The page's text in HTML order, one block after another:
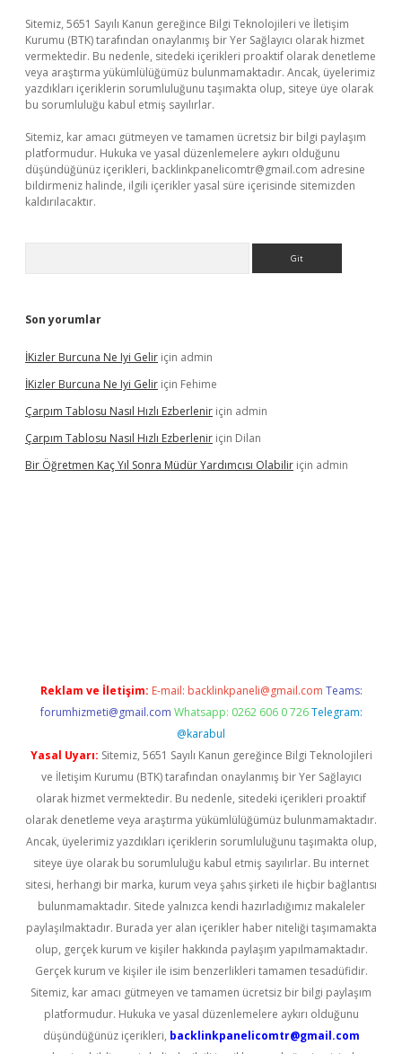
Sitemiz, 5651 Sayılı Kanun gereğince Bilgi Teknolojileri ve İletişim
Kurumu (BTK) tarafından onaylanmış bir Yer Sağlayıcı olarak hizmet
vermektedir. Bu nedenle, sitedeki içerikleri proaktif olarak denetleme
veya araştırma yükümlülüğümüz bulunmamaktadır. Ancak, üyelerimiz
yazdıkları içeriklerin sorumluluğunu taşımakta olup, siteye üye olarak
bu sorumluluğu kabul etmiş sayılırlar.
Sitemiz, kar amacı gütmeyen ve tamamen ücretsiz bir bilgi paylaşım
platformudur. Hukuka ve yasal düzenlemelere aykırı olduğunu
düşündüğünüz içerikleri, backlinkpanelicomtr@gmail.com adresine
bildirmeniz halinde, ilgili içerikler yasal süre içerisinde sitemizden
kaldırılacaktır.
Son yorumlar
İKizler Burcuna Ne Iyi Gelir için admin
İKizler Burcuna Ne Iyi Gelir için Fehime
Çarpım Tablosu Nasıl Hızlı Ezberlenir için admin
Çarpım Tablosu Nasıl Hızlı Ezberlenir için Dilan
Bir Öğretmen Kaç Yıl Sonra Müdür Yardımcısı Olabilir için admin
Reklam ve İletişim: E-mail: backlinkpaneli@gmail.com Teams:
forumhizmeti@gmail.com Whatsapp: 0262 606 0 726 Telegram:
@karabul
Yasal Uyarı: Sitemiz, 5651 Sayılı Kanun gereğince Bilgi Teknolojileri
ve İletişim Kurumu (BTK) tarafından onaylanmış bir Yer Sağlayıcı
olarak hizmet vermektedir. Bu nedenle, sitedeki içerikleri proaktif
olarak denetleme veya araştırma yükümlülüğümüz bulunmamaktadır.
Ancak, üyelerimiz yazdıkları içeriklerin sorumluluğunu taşımakta olup,
siteye üye olarak bu sorumluluğu kabul etmiş sayılırlar. Bu internet
sitesi, herhangi bir marka, kurum veya şahıs şirketi ile hiçbir bağlantısı
bulunmamaktadır. Sitede yalnızca kendi hazırladığımız makaleler
paylaşılmaktadır. Burada yer alan içerikler haber niteliği taşımamakta
olup, gerçek kurum ve kişiler hakkında paylaşım yapılmamaktadır.
Gerçek kurum ve kişiler ile isim benzerlikleri tamamen tesadüfidir.
Sitemiz, kar amacı gütmeyen ve tamamen ücretsiz bir bilgi paylaşım
platformudur. Hukuka ve yasal düzenlemelere aykırı olduğunu
düşündüğünüz içerikleri, backlinkpanelicomtr@gmail.com